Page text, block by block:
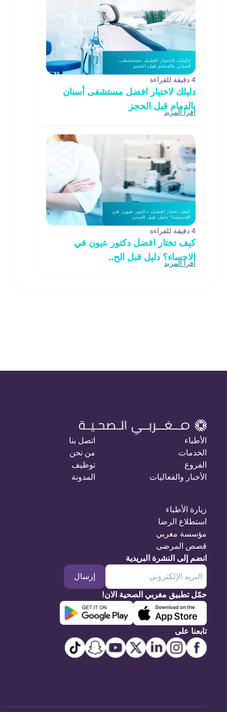
4 دقيقة للقراءة
دليلك لاختيار افضل مستشفى أسنان
بالدمام قبل الحجز
اقرأ المزيد
4 دقيقة للقراءة
كيف تختار افضل دكتور عيون في
الاحساء؟ دليل قبل الح..
اقرأ المزيد
الأطباء
الخدمات
الفروع
الأخبار والفعاليات
اتصل بنا
من نحن
توظيف
المدونة
زيارة الأطباء
استطلاع الرضا
مؤسسة مغربي
قصص المرضى
انضم إلى النشرة البريدية
إرسال
حمّل تطبيق مغربي الصحية الان!
تابعنا على